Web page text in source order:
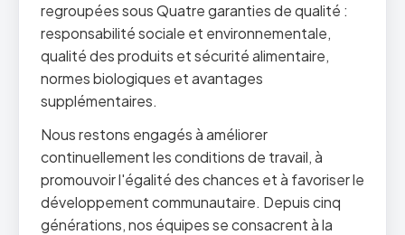
regroupées sous Quatre garanties de qualité :
responsabilité sociale et environnementale,
qualité des produits et sécurité alimentaire,
normes biologiques et avantages
supplémentaires.
Nous restons engagés à améliorer
continuellement les conditions de travail, à
promouvoir l'égalité des chances et à favoriser le
développement communautaire. Depuis cinq
générations, nos équipes se consacrent à la